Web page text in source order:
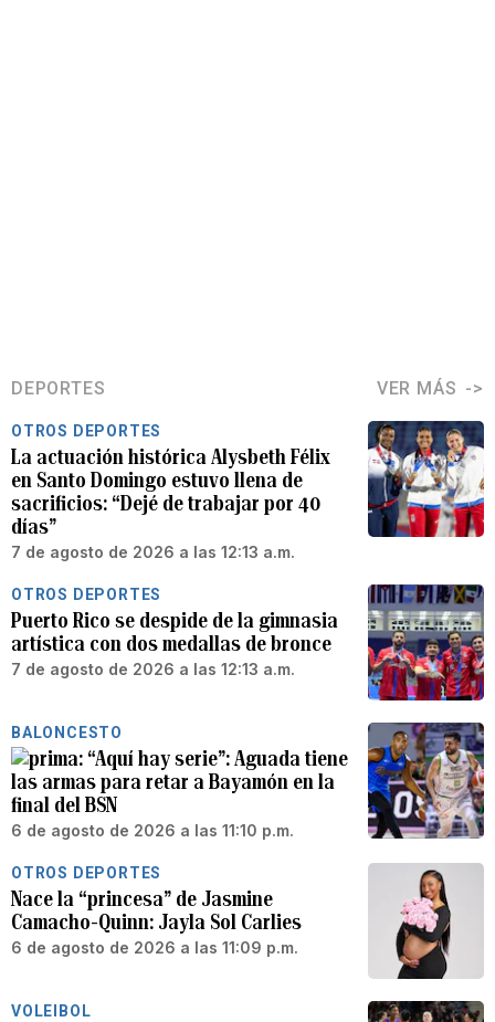
DEPORTES VER MÁS
OTROS DEPORTES
La actuación histórica Alysbeth Félix
en Santo Domingo estuvo llena de
sacrificios: “Dejé de trabajar por 40
días”
7 de agosto de 2026 a las 12:13 a.m.
OTROS DEPORTES
Puerto Rico se despide de la gimnasia
artística con dos medallas de bronce
7 de agosto de 2026 a las 12:13 a.m.
BALONCESTO
“Aquí hay serie”: Aguada tiene
las armas para retar a Bayamón en la
final del BSN
6 de agosto de 2026 a las 11:10 p.m.
OTROS DEPORTES
Nace la “princesa” de Jasmine
Camacho-Quinn: Jayla Sol Carlies
6 de agosto de 2026 a las 11:09 p.m.
VOLEIBOL